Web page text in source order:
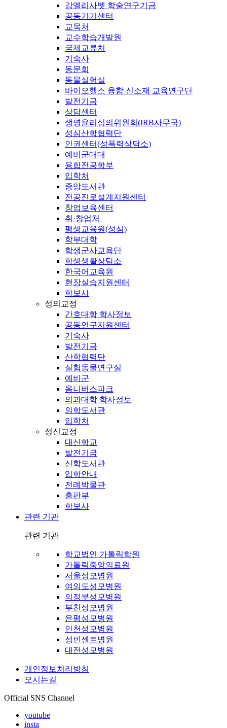
강엘리사벳 학술연구기금
공동기기센터
교목처
교수학습개발원
국제교류처
기숙사
동문회
동물실험실
바이오헬스 융합 신소재 교육연구단
발전기금
상담센터
생명윤리심의위원회(IRB사무국)
성심산학협력단
인권센터(성폭력상담소)
예비군대대
융합전공학부
입학처
중앙도서관
전공진로설계지원센터
창업보육센터
취·창업처
평생교육원(성심)
학부대학
학생군사교육단
학생생활상담소
한국어교육원
현장실습지원센터
학보사
성의교정
간호대학 학사정보
공동연구지원센터
기숙사
발전기금
산학협력단
실험동물연구실
예비군
옴니버스파크
의과대학 학사정보
의학도서관
입학처
성신교정
대신학교
발전기금
신학도서관
입학안내
전례박물관
출판부
학보사
관련 기관
관련 기관
학교법인 가톨릭학원
가톨릭중앙의료원
서울성모병원
여의도성모병원
의정부성모병원
부천성모병원
은평성모병원
인천성모병원
성빈센트병원
대전성모병원
개인정보처리방침
오시는길
Official SNS Channel
youtube
insta